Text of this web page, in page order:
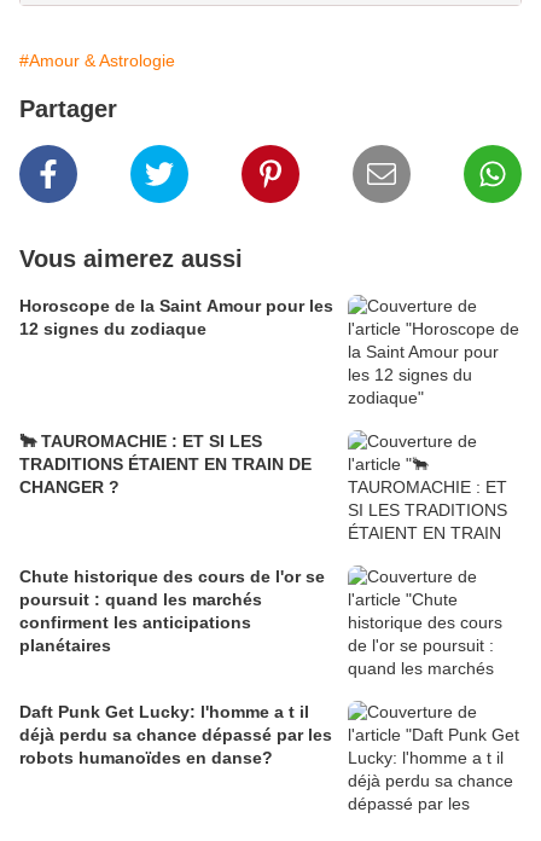
#Amour & Astrologie
Partager
Vous aimerez aussi
Horoscope de la Saint Amour pour les
12 signes du zodiaque
🐂 TAUROMACHIE : ET SI LES
TRADITIONS ÉTAIENT EN TRAIN DE
CHANGER ?
Chute historique des cours de l'or se
poursuit : quand les marchés
confirment les anticipations
planétaires
Daft Punk Get Lucky: l'homme a t il
déjà perdu sa chance dépassé par les
robots humanoïdes en danse?